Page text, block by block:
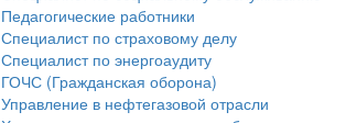
Педагогические работники
Специалист по страховому делу
Специалист по энергоаудиту
ГОЧС (Гражданская оборона)
Управление в нефтегазовой отрасли